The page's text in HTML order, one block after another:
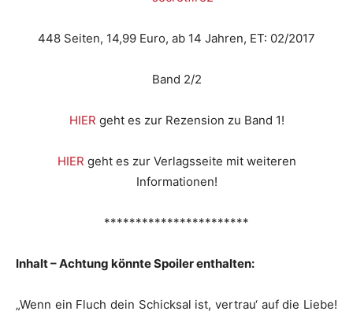
448 Seiten, 14,99 Euro, ab 14 Jahren, ET: 02/2017
Band 2/2
HIER geht es zur Rezension zu Band 1!
HIER geht es zur Verlagsseite mit weiteren
Informationen!
***********************
Inhalt – Achtung könnte Spoiler enthalten:
„Wenn ein Fluch dein Schicksal ist, vertrau‘ auf die Liebe!